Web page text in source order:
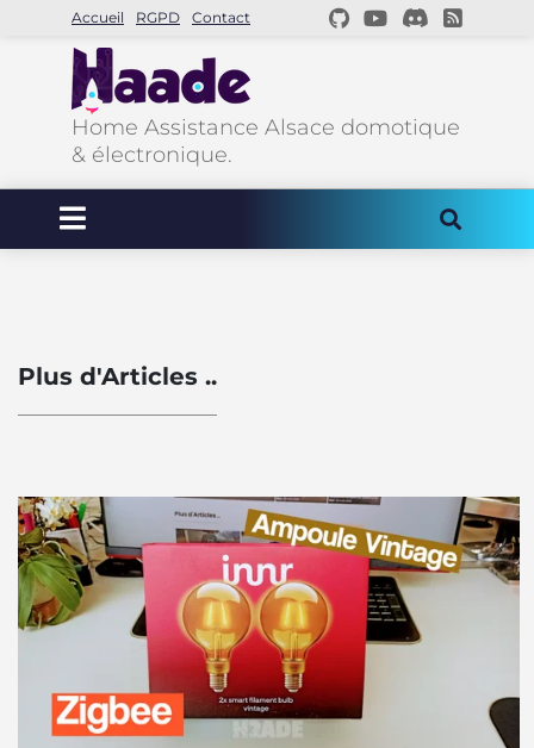
Accueil RGPD Contact
Home Assistance Alsace domotique
& électronique.
Plus d'Articles ..